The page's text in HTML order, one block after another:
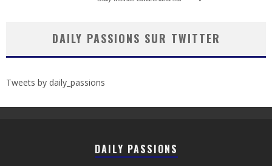
DAILY PASSIONS SUR TWITTER
Tweets by daily_passions
DAILY PASSIONS